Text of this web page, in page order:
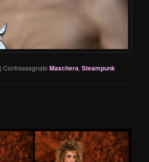
|Contrassegnato Maschera,Steampunk